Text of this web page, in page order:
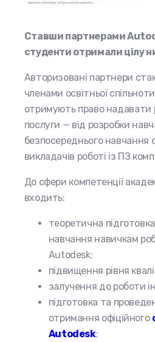
Ставши партнерами
студенти отримали цілу
Авторизовані партнери
членами освітньої
отримують право надавати
послуги — від розробки
безпосереднього навчання
викладачів роботі із ПЗ
До сфери компетенції
входить:
теоретична
навчання навичкам
Autodesk;
підвищення рівня
залучення до роботи
підготовка та
отримання офіційного
Autodesk;